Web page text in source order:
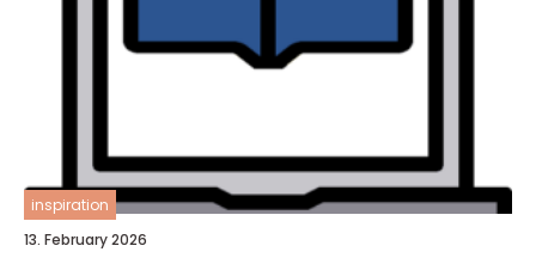
inspiration
13. February 2026